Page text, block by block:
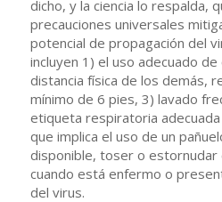
dicho, y la ciencia lo respalda,
precauciones universales
potencial de propagación del
incluyen 1) el uso adecuado
distancia física de los demás,
mínimo de 6 pies, 3) lavado
etiqueta respiratoria
que implica el uso de un
disponible, toser o estornudar
cuando está enfermo o
del virus.